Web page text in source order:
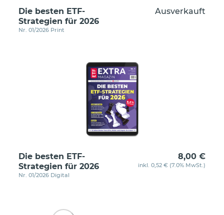
Die besten ETF-
Strategien für 2026
Nr. 01/2026 Print
Ausverkauft
Die besten ETF-
Strategien für 2026
Nr. 01/2026 Digital
8,00 €
inkl. 0,52 € (7.0% MwSt.)